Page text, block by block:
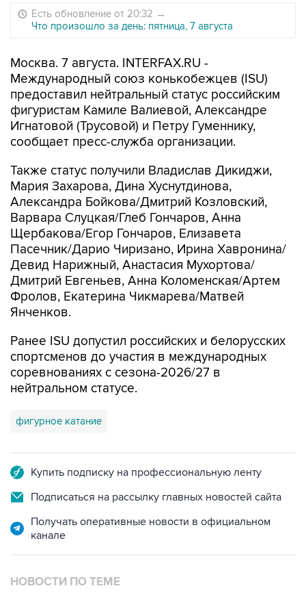
Есть обновление от 20:32 →
Что произошло за день: пятница, 7 августа
Москва. 7 августа. INTERFAX.RU -
Международный союз конькобежцев (ISU)
предоставил нейтральный статус российским
фигуристам Камиле Валиевой, Александре
Игнатовой (Трусовой) и Петру Гуменнику,
сообщает пресс-служба организации.
Также статус получили Владислав Дикиджи,
Мария Захарова, Дина Хуснутдинова,
Александра Бойкова/Дмитрий Козловский,
Варвара Слуцкая/Глеб Гончаров, Анна
Щербакова/Егор Гончаров, Елизавета
Пасечник/Дарио Чиризано, Ирина Хавронина/
Девид Нарижный, Анастасия Мухортова/
Дмитрий Евгеньев, Анна Коломенская/Артем
Фролов, Екатерина Чикмарева/Матвей
Янченков.
Ранее ISU допустил российских и белорусских
спортсменов до участия в международных
соревнованиях с сезона-2026/27 в
нейтральном статусе.
фигурное катание
Купить подписку на профессиональную ленту
Подписаться на рассылку главных новостей сайта
Получать оперативные новости в официальном
канале
НОВОСТИ ПО ТЕМЕ